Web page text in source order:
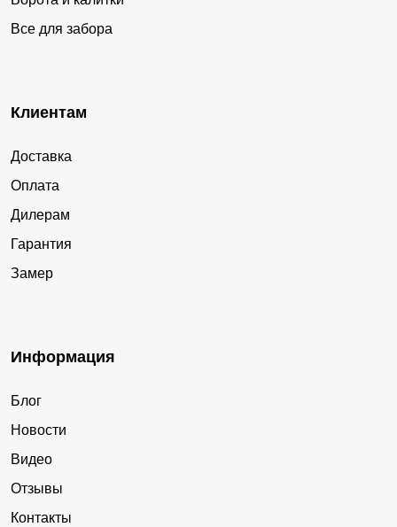
Все для забора
Клиентам
Доставка
Оплата
Дилерам
Гарантия
Замер
Информация
Блог
Новости
Видео
Отзывы
Контакты